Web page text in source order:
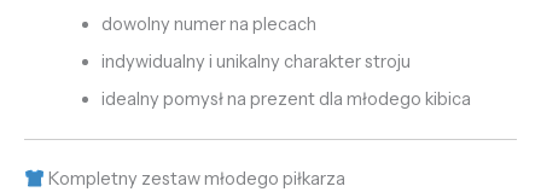
dowolny numer na plecach
indywidualny i unikalny charakter stroju
idealny pomysł na prezent dla młodego kibica
Kompletny zestaw młodego piłkarza